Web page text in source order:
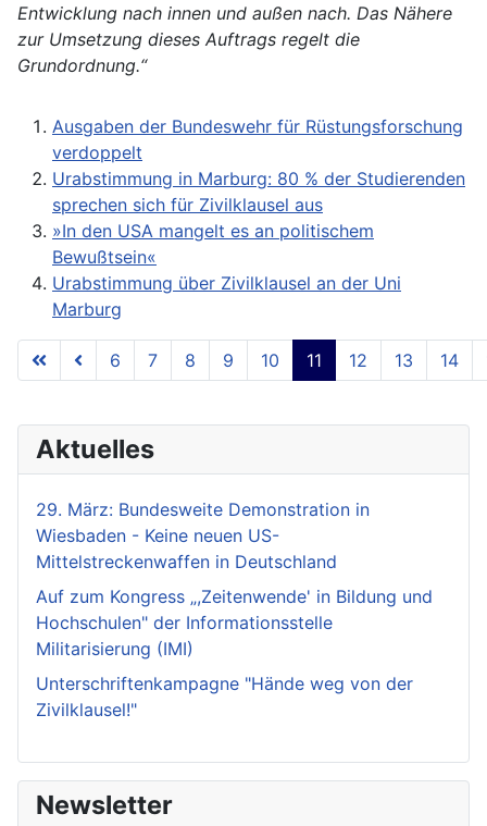
Entwicklung nach innen und außen nach. Das Nähere
zur Umsetzung dieses Auftrags regelt die
Grundordnung.“
Ausgaben der Bundeswehr für Rüstungsforschung
verdoppelt
Urabstimmung in Marburg: 80 % der Studierenden
sprechen sich für Zivilklausel aus
»In den USA mangelt es an politischem
Bewußtsein«
Urabstimmung über Zivilklausel an der Uni
Marburg
Seite 11 von 18
6 7 8 9 10 11 12 13 14
Aktuelles
29. März: Bundesweite Demonstration in
Wiesbaden - Keine neuen US-
Mittelstreckenwaffen in Deutschland
Auf zum Kongress „,Zeitenwende' in Bildung und
Hochschulen" der Informationsstelle
Militarisierung (IMI)
Unterschriftenkampagne "Hände weg von der
Zivilklausel!"
Newsletter